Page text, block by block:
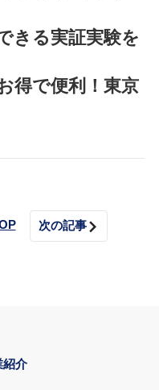
きる実証実験を
得で便利！東京
次の記事
紹介